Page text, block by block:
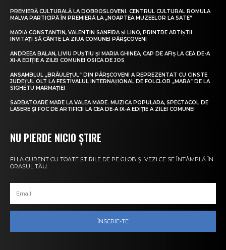
PREMIERĂ CULTURALĂ LA DOBROSLOVENI. CENTRUL CULTURAL ROMULA
MALVA PARTICIPĂ ÎN PREMIERĂ LA „NOAPTEA MUZEELOR LA SATE”
MARIA CONSTANTIN, VALENTIN SANFIRA ȘI LINO, PRINTRE ARTIȘTII
INVITAȚI SĂ CÂNTE LA ZIUA COMUNEI PÂRȘCOVENI
ANDREEA BĂLAN, LIVIU PUȘTIU ȘI MARIA GHINEA, CAP DE AFIȘ LA CEA DE-A
XI-A EDIȚIE A ZILEI COMUNEI OSICA DE JOS
ANSAMBLUL „BRÂULEȚUL” DIN PÂRȘCOVENI A REPREZENTAT CU CINSTE
JUDEȚUL OLT LA FESTIVALUL INTERNAȚIONAL DE FOLCLOR „MARA” DE LA
SIGHETU MARMAȚIEI
SĂRBĂTOARE MARE LA VALEA MARE. MUZICĂ POPULARĂ, SPECTACOL DE
LASERE ȘI FOC DE ARTIFICII LA CEA DE-A IX-A EDIȚIE A ZILEI COMUNEI
NU PIERDE NICIO ȘTIRE
FI LA CURENT CU TOATE ȘTIRILE DE PE GLOB ȘI VEZI CE SE ÎNTÂMPLĂ ÎN
ORAȘUL TĂU.
ÎNSCRIE-TE